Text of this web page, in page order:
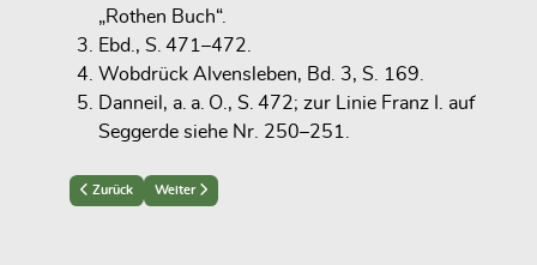
„Rothen Buch“.
Ebd., S. 471–472.
Wobdrück Alvensleben, Bd. 3, S. 169.
Danneil, a. a. O., S. 472; zur Linie Franz I. auf
Seggerde siehe Nr. 250–251.
Previous article: Werner V. († vor 1460)
Zurück Next article: Bernhard VIII (1427–1469)
Weiter